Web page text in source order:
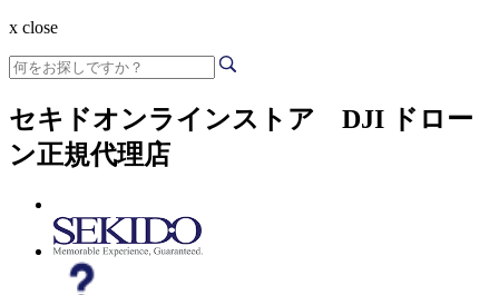
x close
セキドオンラインストア DJI ドロー
ン正規代理店